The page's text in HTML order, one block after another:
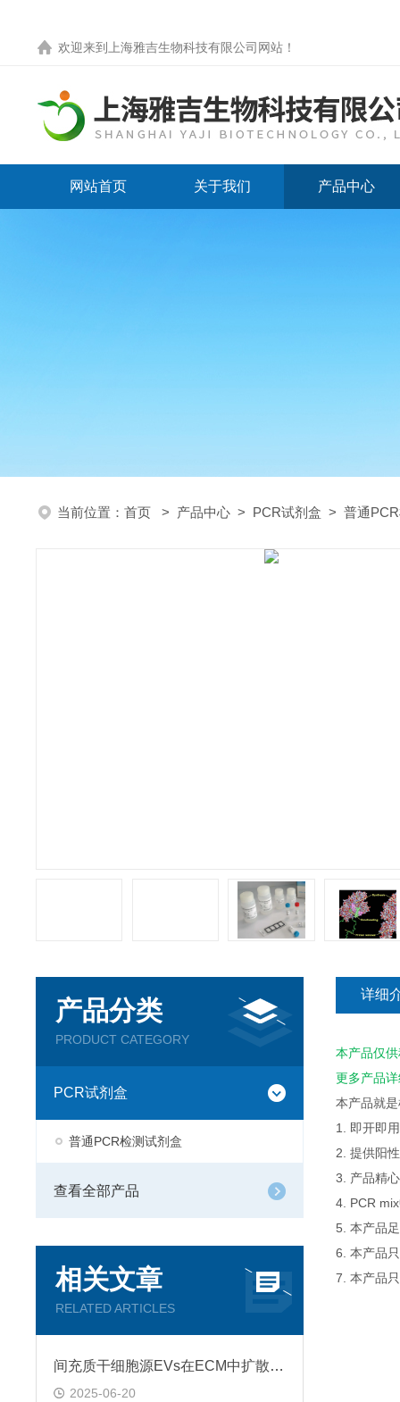
欢迎来到 上海雅吉生物科技有限公司网站 ！
网站首页 关于我们 产品中心
当前位置： 首页 > 产品中心 > PCR试剂盒 > 普通
产品分类
PRODUCT CATEGORY
PCR试剂盒
普通PCR检测试剂盒
查看全部产品
相关文章
RELATED ARTICLES
间充质干细胞源EVs在ECM中扩散和运输过程
2025-06-20
详细
本产品仅
更多产品
本产品就
1. 即开即
2. 提供阳
3. 产品精
4. PCR
5. 本产品
6. 本产品
7. 本产品